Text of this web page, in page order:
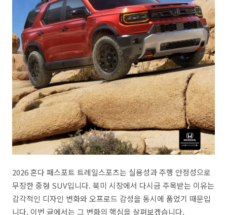
2026 혼다 패스포트 트레일스포츠는 실용성과 주행 안정성으로
무장한 중형 SUV입니다. 북미 시장에서 다시금 주목받는 이유는
감각적인 디자인 변화와 오프로드 감성을 동시에 품었기 때문입
니다. 이번 글에서는 그 변화의 핵심을 살펴보겠습니다.